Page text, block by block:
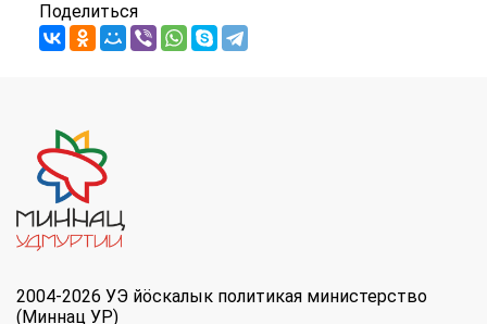
Поделиться
2004-2026 УЭ йöскалык политикая министерство
(Миннац УР)